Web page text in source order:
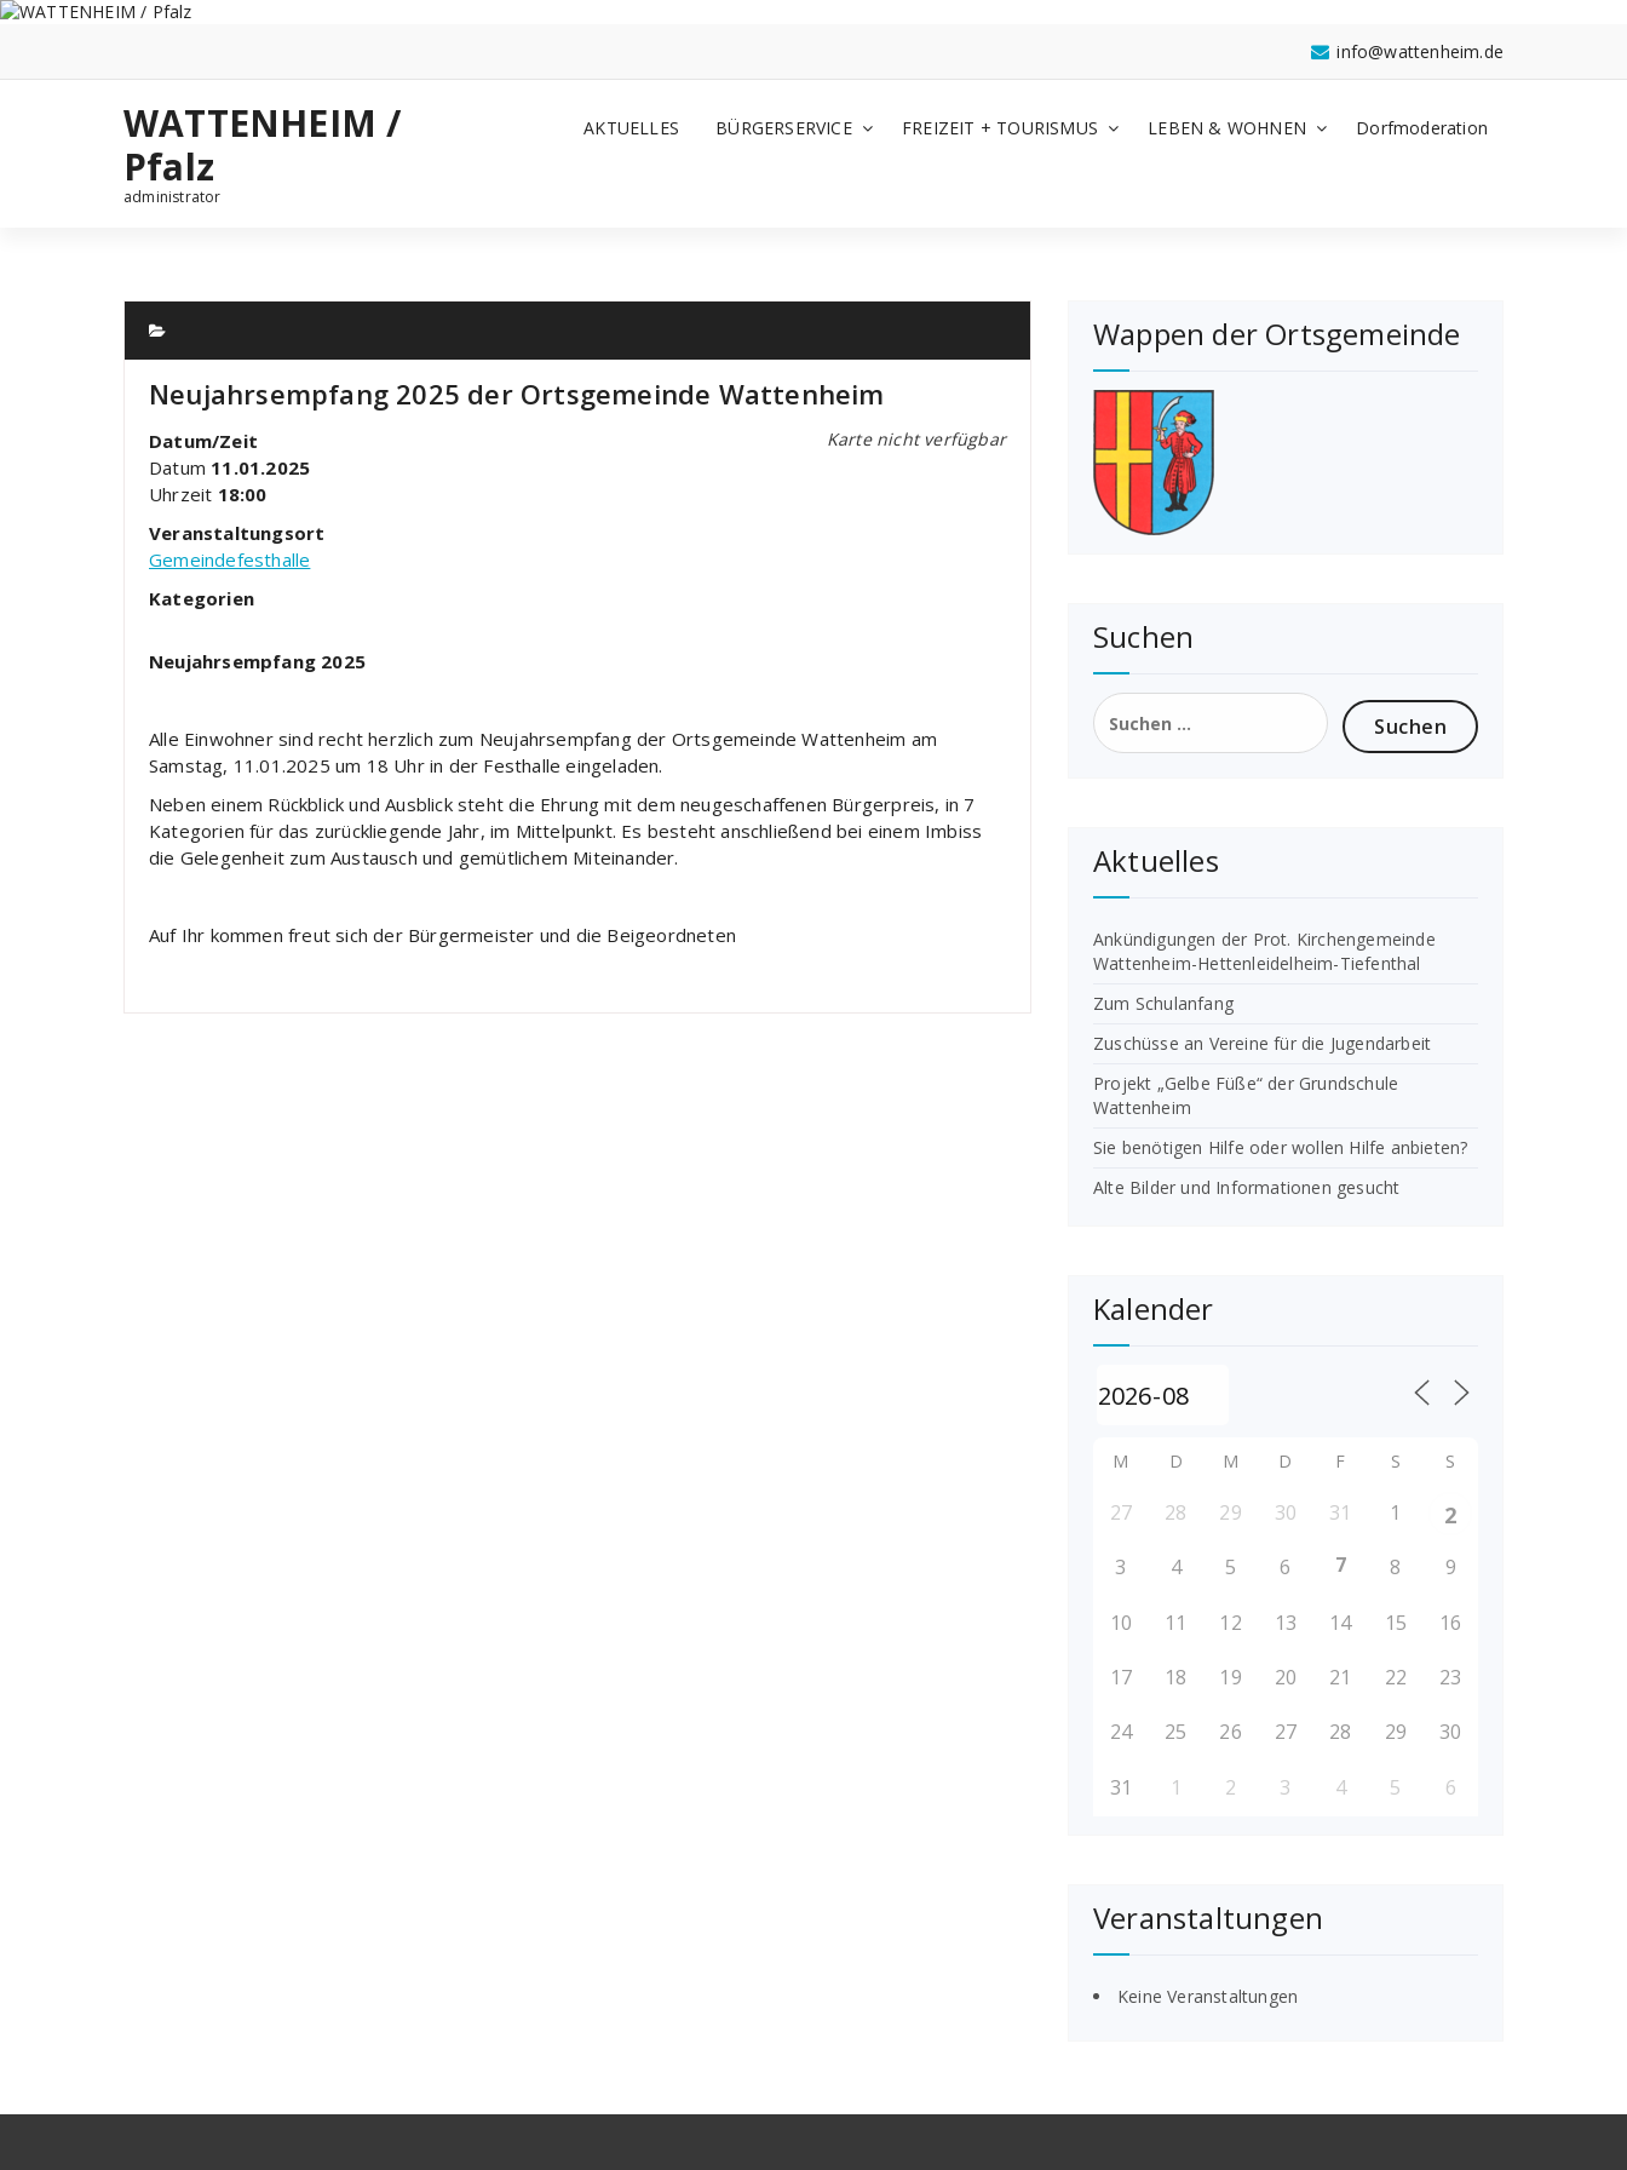
Zum
info@wattenheim.de
WATTENHEIM /
Pfalz
administrator
AKTUELLES BÜRGERSERVICE FREIZEIT + TOURISMUS LEBEN & WOHNEN Dorfmoderation
Neujahrsempfang 2025 der Ortsgemeinde Wattenheim
Karte nicht verfügbar
Datum/Zeit
Datum 11.01.2025
Uhrzeit 18:00
Veranstaltungsort
Gemeindefesthalle
Kategorien
Neujahrsempfang 2025
Alle Einwohner sind recht herzlich zum Neujahrsempfang der Ortsgemeinde Wattenheim am
Samstag, 11.01.2025 um 18 Uhr in der Festhalle eingeladen.
Neben einem Rückblick und Ausblick steht die Ehrung mit dem neugeschaffenen Bürgerpreis, in 7
Kategorien für das zurückliegende Jahr, im Mittelpunkt. Es besteht anschließend bei einem Imbiss
die Gelegenheit zum Austausch und gemütlichem Miteinander.
Auf Ihr kommen freut sich der Bürgermeister und die Beigeordneten
Wappen der Ortsgemeinde
Suchen
Suchen
nach:
Aktuelles
Ankündigungen der Prot. Kirchengemeinde
Wattenheim-Hettenleidelheim-Tiefenthal
Zum Schulanfang
Zuschüsse an Vereine für die Jugendarbeit
Projekt „Gelbe Füße“ der Grundschule
Wattenheim
Sie benötigen Hilfe oder wollen Hilfe anbieten?
Alte Bilder und Informationen gesucht
Kalender
M D M D F S S
27 28 29 30 31 1 2
3 4 5 6 7 8 9
10 11 12 13 14 15 16
17 18 19 20 21 22 23
24 25 26 27 28 29 30
31 1 2 3 4 5 6
Veranstaltungen
Keine Veranstaltungen